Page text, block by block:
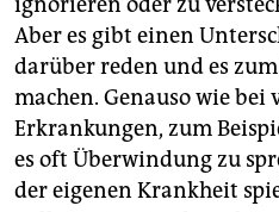
Aber es gibt einen
darüber reden und es
machen. Genauso wie bei
Erkrankungen, zum
es oft Überwindung zu
der eigenen Krankheit